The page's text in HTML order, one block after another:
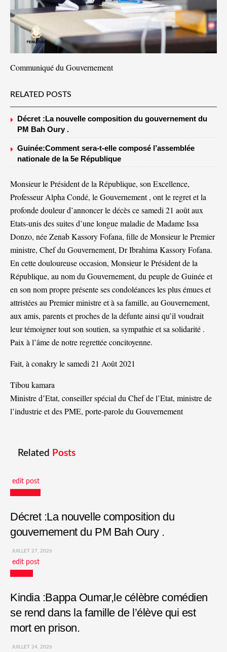
Communiqué du Gouvernement
RELATED POSTS
Décret :La nouvelle composition du gouvernement du
PM Bah Oury .
Guinée:Comment sera-t-elle composé l’assemblée
nationale de la 5e République
Monsieur le Président de la République, son Excellence,
Professeur Alpha Condé, le Gouvernement , ont le regret et la
profonde douleur d’annoncer le décès ce samedi 21 août aux
Etats-unis des suites d’une longue maladie de Madame Issa
Donzo, née Zenab Kassory Fofana, fille de Monsieur le Premier
ministre, Chef du Gouvernement, Dr Ibrahima Kassory Fofana.
En cette douloureuse occasion, Monsieur le Président de la
République, au nom du Gouvernement, du peuple de Guinée et
en son nom propre présente ses condoléances les plus émues et
attristées au Premier ministre et à sa famille, au Gouvernement,
aux amis, parents et proches de la défunte ainsi qu’il voudrait
leur témoigner tout son soutien, sa sympathie et sa solidarité .
Paix à l’âme de notre regrettée concitoyenne.
Fait, à conakry le samedi 21 Août 2021
Tibou kamara
Ministre d’Etat, conseiller spécial du Chef de l’Etat, ministre de
l’industrie et des PME, porte-parole du Gouvernement
Related Posts
edit post
Décret :La nouvelle composition du
gouvernement du PM Bah Oury .
JUILLET 27, 2026
edit post
Kindia :Bappa Oumar,le célèbre comédien
se rend dans la famille de l’élève qui est
mort en prison.
JUILLET 24, 2026